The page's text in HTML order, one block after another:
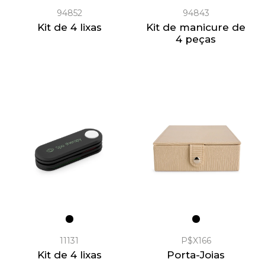
94852
Kit de 4 lixas
94843
Kit de manicure de
4 peças
11131
Kit de 4 lixas
P$X166
Porta-Joias